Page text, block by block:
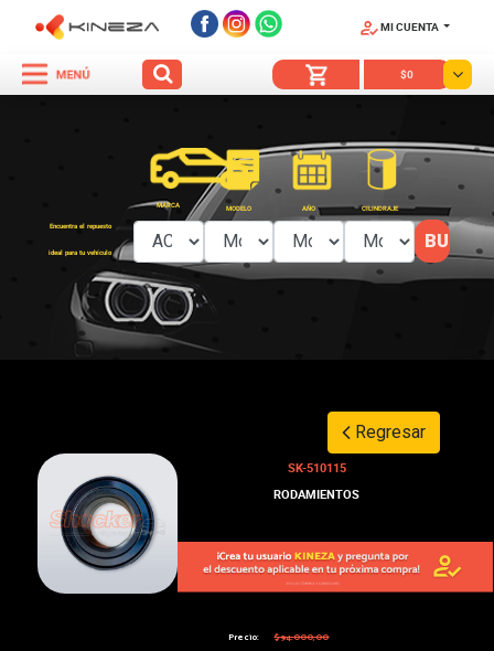
MI CUENTA
$0
Encuentra el repuesto
ideal para tu vehículo
MARCA MODELO AÑO CILINDRAJE
Regresar
SK-510115
RODAMIENTOS
Precio:
$94.000,00